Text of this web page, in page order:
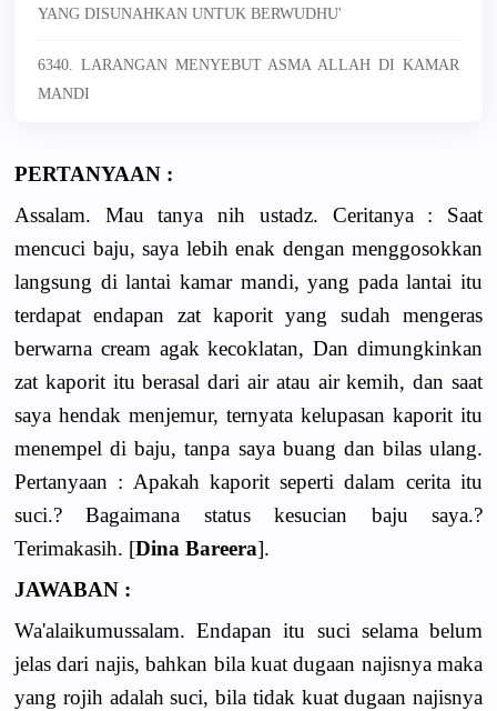
YANG DISUNAHKAN UNTUK BERWUDHU'
6340. LARANGAN MENYEBUT ASMA ALLAH DI KAMAR
MANDI
PERTANYAAN :
Assalam. Mau tanya nih ustadz. Ceritanya : Saat
mencuci baju, saya lebih enak dengan menggosokkan
langsung di lantai kamar mandi, yang pada lantai itu
terdapat endapan zat kaporit yang sudah mengeras
berwarna cream agak kecoklatan, Dan dimungkinkan
zat kaporit itu berasal dari air atau air kemih, dan saat
saya hendak menjemur, ternyata kelupasan kaporit itu
menempel di baju, tanpa saya buang dan bilas ulang.
Pertanyaan : Apakah kaporit seperti dalam cerita itu
suci.? Bagaimana status kesucian baju saya.?
Terimakasih. [Dina Bareera].
JAWABAN :
Wa'alaikumussalam. Endapan itu suci selama belum
jelas dari najis, bahkan bila kuat dugaan najisnya maka
yang rojih adalah suci, bila tidak kuat dugaan najisnya